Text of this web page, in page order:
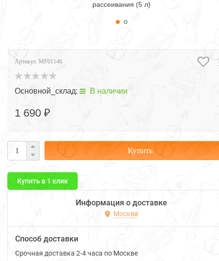
рассеивания (5 л)
Артикул: MF01146
Основной_склад: В наличии
1 690 ₽
Купить
Купить в 1 клик
Информация о доставке
Москва
Способ доставки
Срочная доставка 2-4 часа по Москве